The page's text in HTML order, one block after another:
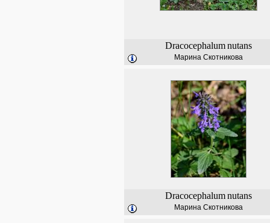
Dracocephalumnutans
Марина Скотникова
Dracocephalumnutans
Марина Скотникова